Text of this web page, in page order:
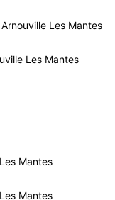
Les Mantes
Les Mantes
Mantes
Mantes